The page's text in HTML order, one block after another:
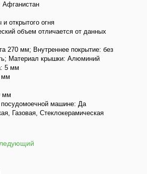
Афганистан
открытого огня
объем отличается от данных
270 мм; Внутреннее покрытие: без
Материал крышки: Алюминий
5 мм
мм
мм
машине: Да
Газовая, Стеклокерамическая